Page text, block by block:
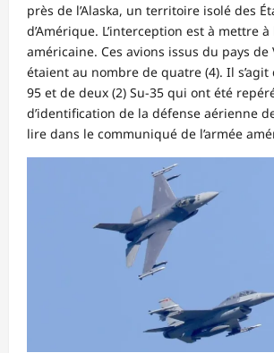
près de l’Alaska, un territoire isolé des
d’Amérique. L’interception est à mettre à
américaine. Ces avions issus du pays
étaient au nombre de quatre (4). Il s’agit
95 et de deux (2) Su-35 qui ont été
d’identification de la défense aérienne
lire dans le communiqué de l’armée